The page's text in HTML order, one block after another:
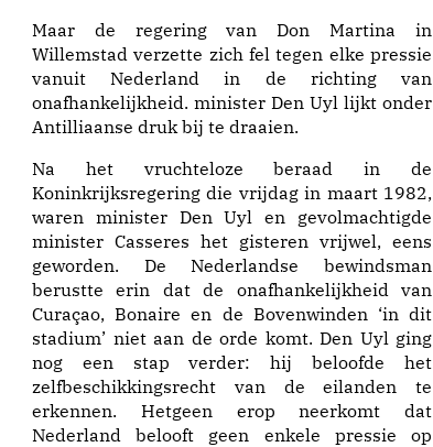
Maar de regering van Don Martina in
Willemstad verzette zich fel tegen elke pressie
vanuit Nederland in de richting van
onafhankelijkheid. minister Den Uyl lijkt onder
Antilliaanse druk bij te draaien.
Na het vruchteloze beraad in de
Koninkrijksregering die vrijdag in maart 1982,
waren minister Den Uyl en gevolmachtigde
minister Casseres het gisteren vrijwel, eens
geworden. De Nederlandse bewindsman
berustte erin dat de onafhankelijkheid van
Curaçao, Bonaire en de Bovenwinden ‘in dit
stadium’ niet aan de orde komt. Den Uyl ging
nog een stap verder: hij beloofde het
zelfbeschikkingsrecht van de eilanden te
erkennen. Hetgeen erop neerkomt dat
Nederland belooft geen enkele pressie op